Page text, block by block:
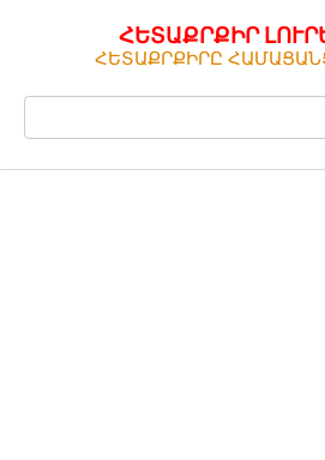
ՀԵՏԱՔՐՔԻՐ
ՀԵՏԱՔՐՔԻՐԸ
Поиск: